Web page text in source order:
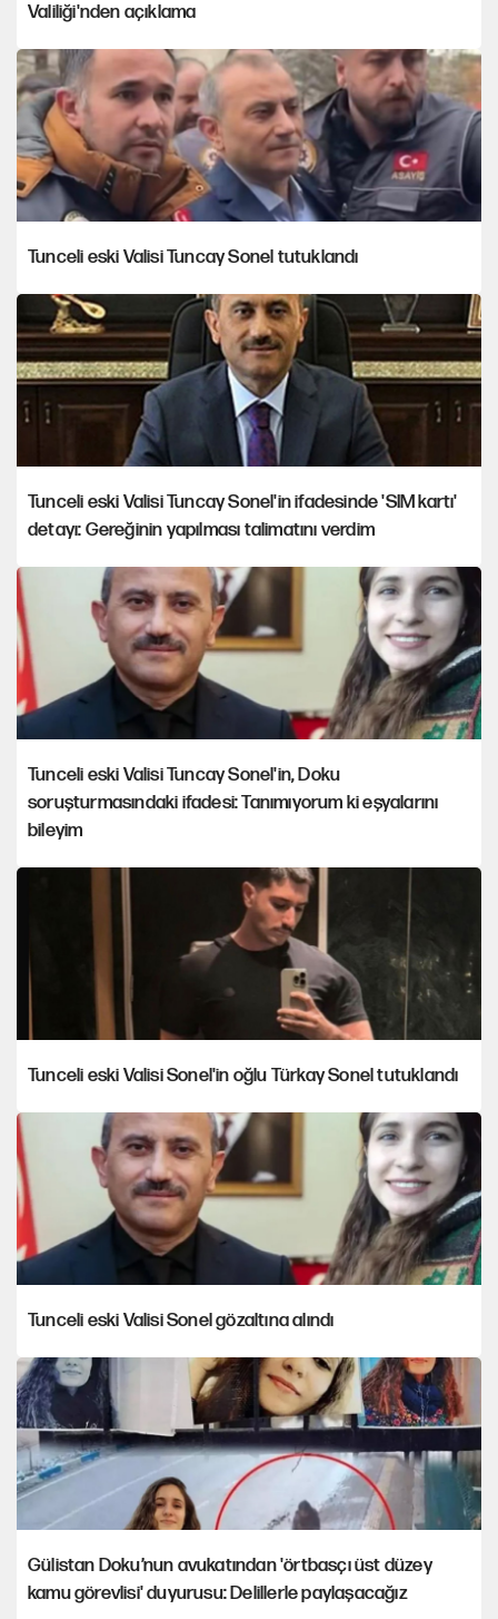
Valiliği'nden açıklama
Tunceli eski Valisi Tuncay Sonel tutuklandı
Tunceli eski Valisi Tuncay Sonel'in ifadesinde 'SIM kartı'
detayı: Gereğinin yapılması talimatını verdim
Tunceli eski Valisi Tuncay Sonel'in, Doku
soruşturmasındaki ifadesi: Tanımıyorum ki eşyalarını
bileyim
Tunceli eski Valisi Sonel'in oğlu Türkay Sonel tutuklandı
Tunceli eski Valisi Sonel gözaltına alındı
Gülistan Doku’nun avukatından 'örtbasçı üst düzey
kamu görevlisi' duyurusu: Delillerle paylaşacağız